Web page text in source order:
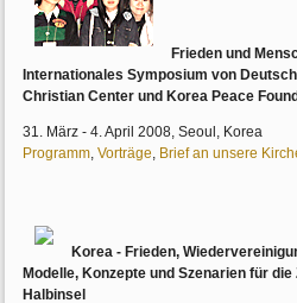
Frieden und
Internationales Symposium von
Christian Center und Korea Peace
31. März - 4. April 2008, Seoul, Korea
Programm,Vorträge, Brief an unsere
Korea - Frieden,
Modelle, Konzepte und Szenarien für
Halbinsel